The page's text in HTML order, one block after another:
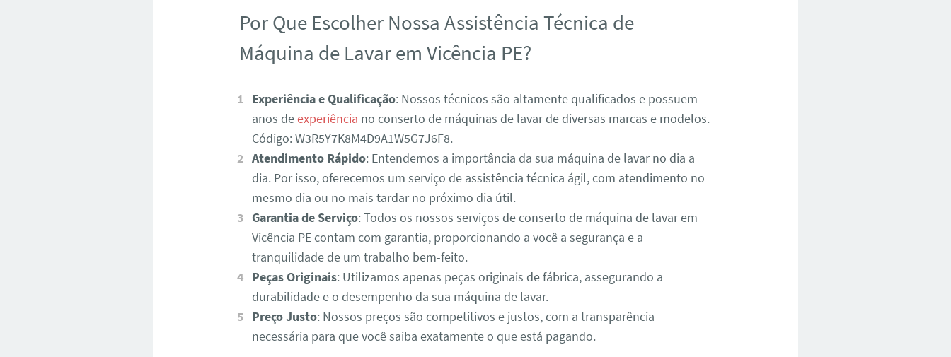
Por Que Escolher Nossa Assistência Técnica de
Máquina de Lavar em Vicência PE?
Experiência e Qualificação: Nossos técnicos são altamente qualificados e possuem
anos deexperiência no conserto de máquinas de lavar de diversas marcas e modelos.
Código: W3R5Y7K8M4D9A1W5G7J6F8.
Atendimento Rápido: Entendemos a importância da sua máquina de lavar no dia a
dia. Por isso, oferecemos um serviço de assistência técnica ágil, com atendimento no
mesmo dia ou no mais tardar no próximo dia útil.
Garantia de Serviço: Todos os nossos serviços de conserto de máquina de lavar em
Vicência PE contam com garantia, proporcionando a você a segurança e a
tranquilidade de um trabalho bem-feito.
Peças Originais: Utilizamos apenas peças originais de fábrica, assegurando a
durabilidade e o desempenho da sua máquina de lavar.
Preço Justo: Nossos preços são competitivos e justos, com a transparência
necessária para que você saiba exatamente o que está pagando.